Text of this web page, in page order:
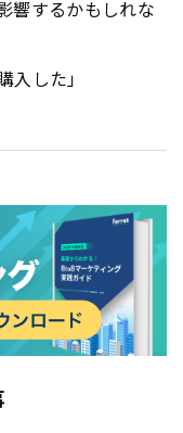
響するかもしれな
入した」